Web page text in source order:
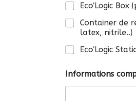
Eco'Logic Box
Container de recyclage retour
latex, nitrile..)
Eco'Logic
Informations